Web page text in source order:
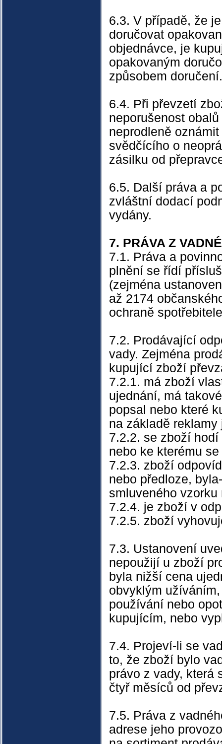
6.3. V případě, že
doručovat
objednávce, je
opakovaným
způsobem doručení.
6.4. Při převzetí
neporušenost
neprodleně
svědčícího o
zásilku od
6.5. Další práva a
zvláštní dodací
vydány.
7. PRÁVA Z
7.1. Práva a
plnění se řídí
(zejména
až 2174
ochraně
7.2. Prodávající
vady. Zejména
kupující zboží
7.2.1. má zboží
ujednání, má
popsal nebo které
na základě
7.2.2. se zboží
nebo ke kterému
7.2.3. zboží
nebo předloze,
smluveného vzorku
7.2.4. je zboží v
7.2.5. zboží
7.3. Ustanovení
nepoužijí u zboží
byla nižší cena
obvyklým
používání nebo
kupujícím, nebo
7.4. Projeví-li se
to, že zboží bylo
právo z vady, která
čtyř měsíců od
7.5. Práva z
adrese jeho